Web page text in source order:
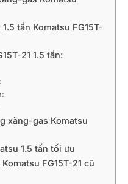
tấn Komatsu FG15T-
21 1.5 tấn:
xăng-gas Komatsu
1.5 tấn tối ưu
FG15T-21 cũ